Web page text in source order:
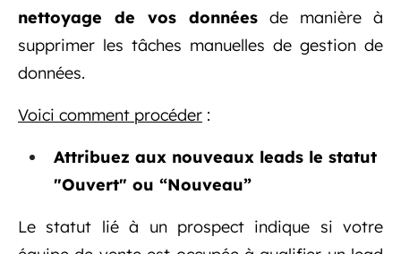
nettoyage de vos données de manière à
supprimer les tâches manuelles de gestion de
données.
Voici comment procéder :
Attribuez aux nouveaux leads le statut
"Ouvert" ou “Nouveau”
Le statut lié à un prospect indique si votre